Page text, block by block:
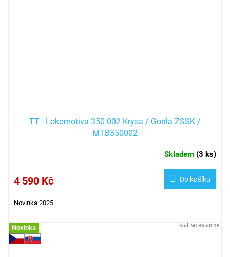
TT - Lokomotiva 350 002 Krysa / Gorila ZSSK /
MTB350002
Skladem (3 ks)
4 590 Kč Do košíku
Novinka 2025
Novinka Kód:MTB350018